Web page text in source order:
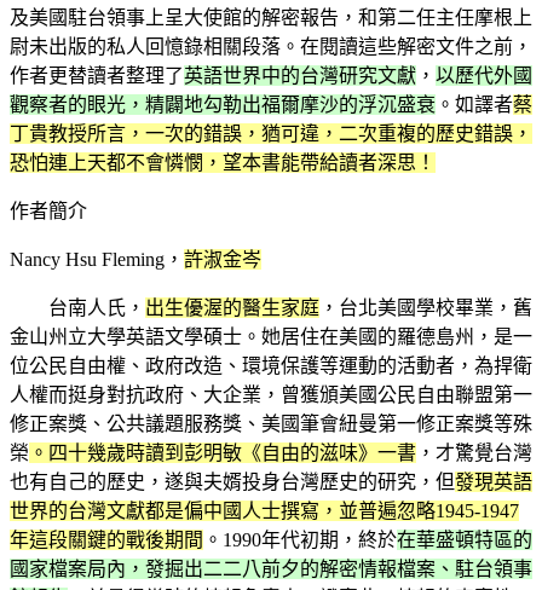
及美國駐台領事上呈大使館的解密報告，和第二任主任摩根上
尉未出版的私人回憶錄相關段落。在閱讀這些解密文件之前，
作者更替讀者整理了英語世界中的台灣研究文獻 ， 以歷代外國
觀察者的眼光，精闢地勾勒出福爾摩沙的浮沉盛衰 。如譯者蔡
丁貴教授所言，一次的錯誤，猶可違，二次重複的歷史錯誤，
恐怕連上天都不會憐憫，望本書能帶給讀者深思！
作者簡介
Nancy Hsu Fleming， 許淑金岑
台南人氏， 出生優渥的醫生家庭 ，台北美國學校畢業，舊
金山州立大學英語文學碩士。她居住在美國的羅德島州，是一
位公民自由權、政府改造、環境保護等運動的活動者，為捍衛
人權而挺身對抗政府、大企業，曾獲頒美國公民自由聯盟第一
修正案獎、公共議題服務獎、美國筆會紐曼第一修正案獎等殊
榮 。四十幾歲時讀到彭明敏《自由的滋味》一書 ，才驚覺台灣
也有自己的歷史，遂與夫婿投身台灣歷史的研究，但發現英語
世界的台灣文獻都是偏中國人士撰寫，並普遍忽略1945-1947
年這段關鍵的戰後期間 。1990年代初期，終於在華盛頓特區的
國家檔案局內，發掘出二二八前夕的解密情報檔案、駐台領事